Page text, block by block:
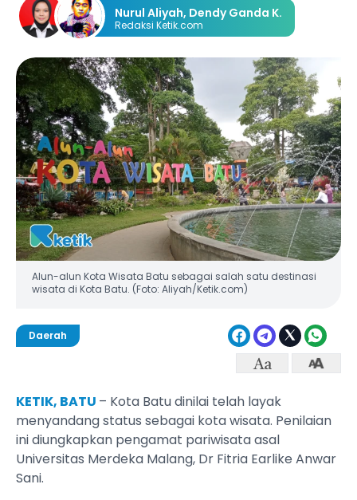
Nurul Aliyah, Dendy Ganda K.
Redaksi Ketik.com
Alun-alun Kota Wisata Batu sebagai salah satu destinasi
wisata di Kota Batu. (Foto: Aliyah/Ketik.com)
Daerah
KETIK, BATU – Kota Batu dinilai telah layak
menyandang status sebagai kota wisata. Penilaian
ini diungkapkan pengamat pariwisata asal
Universitas Merdeka Malang, Dr Fitria Earlike Anwar
Sani.